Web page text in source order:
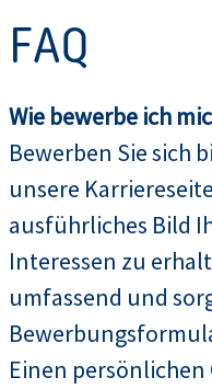
FAQ
Wie bewerbe ich
Bewerben Sie sich
unsere
ausführliches Bild
Interessen zu
umfassend und
Einen